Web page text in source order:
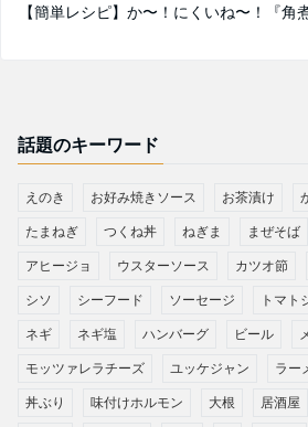
【簡単レシピ】か〜！にくいね〜！『角
話題のキーワード
えのき お好み焼きソース お茶漬け
たまねぎ つくね丼 ねぎま まぜそば
アヒージョ ウスターソース カツオ節
シソ シーフード ソーセージ トマト
ネギ ネギ塩 ハンバーグ ビール
モッツァレラチーズ ユッケジャン ラー
丼ぶり 味付けホルモン 大根 居酒屋